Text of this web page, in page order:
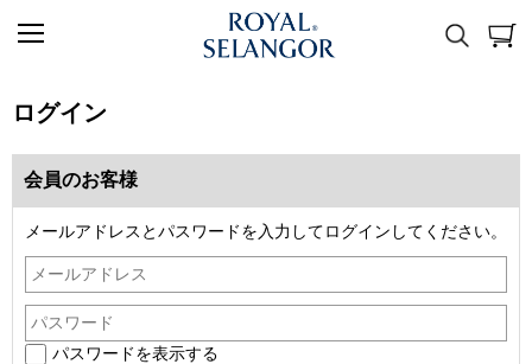
ログイン
会員のお客様
メールアドレスとパスワードを入力してログインしてください。
パスワードを表示する